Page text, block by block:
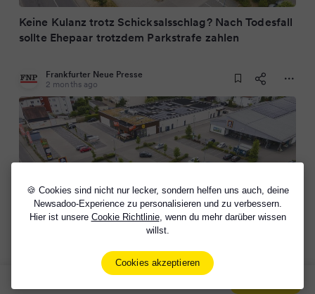
🍪 Cookies sind nicht nur lecker, sondern helfen uns auch, deine
Newsadoo-Experience zu personalisieren und zu verbessern.
Hier ist unsere Cookie Richtlinie, wenn du mehr darüber wissen
willst.
Cookies akzeptieren
Keine Kulanz trotz Schicksalsschlag? Nach Todesfall
sollte Ehepaar trotzdem Parkstrafe zahlen
Frankfurter Neue Presse
2 months ago
Keine Kulanz trotz Schicksalsschlag? Nach Todesfall
sollte Ehepaar trotzdem Parkstrafe zahlen